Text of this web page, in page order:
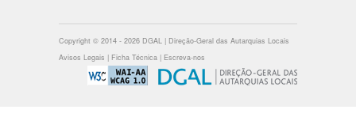
Copyright © 2014 - 2026 DGAL | Direção-Geral das Autarquias Locais
Avisos Legais | Ficha Técnica | Escreva-nos